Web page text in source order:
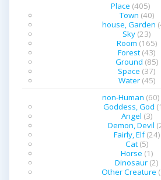
Place (405)
Town (40)
house, Garden
Sky (23)
Room (165)
Forest (43)
Ground (85)
Space (37)
Water(45)
non-Human (60)
Goddess, God
Angel (3)
Demon, Devil
Fairly, Elf(24)
Cat(5)
Horse (1)
Dinosaur (2)
Other Creature